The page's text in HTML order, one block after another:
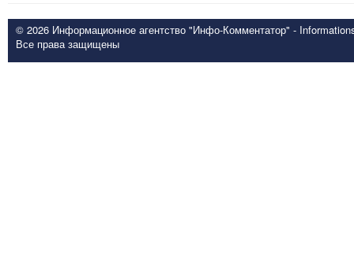
© 2026 Информационное агентство "Инфо-Комментатор" -
Все права защищены